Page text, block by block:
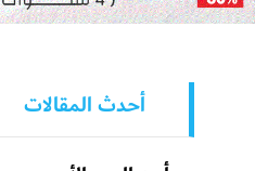
أحدث المقالات